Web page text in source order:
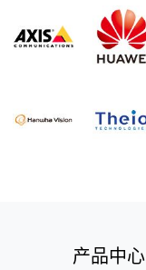
产品中心